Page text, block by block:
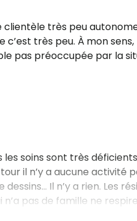
très peu autonome
c’est très peu. À mon
pas préoccupée par la
soins sont très
il n’y a aucune activité
Il n’y a rien. Les
pas de famille ne